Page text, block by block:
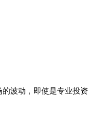
波动，即使是专业投资